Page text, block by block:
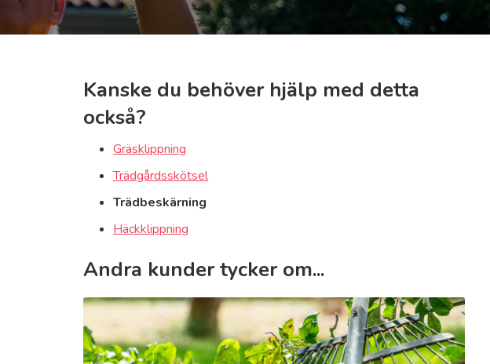
Kanske du behöver hjälp med detta
också?
Gräsklippning
Trädgårdsskötsel
Trädbeskärning
Häckklippning
Andra kunder tycker om...